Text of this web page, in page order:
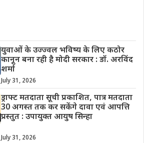
युवाओं के उज्ज्वल भविष्य के लिए कठोर
कानून बना रही है मोदी सरकार : डॉ. अरविंद
शर्मा
July 31, 2026
ड्राफ्ट मतदाता सूची प्रकाशित, पात्र मतदाता
30 अगस्त तक कर सकेंगे दावा एवं आपत्ति
प्रस्तुत : उपायुक्त आयुष सिन्हा
July 31, 2026